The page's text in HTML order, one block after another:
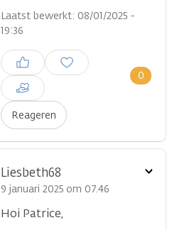
Laatst bewerkt: 08/01/2025 -
19:36
Reageren
0
Inloggen om een reactie te
plaatsen
Liesbeth68
9 januari 2025 om 07.46
Hoi Patrice,
Toon